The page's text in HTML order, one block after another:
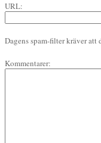
URL:
Dagens spam-filter kräver
Kommentarer: